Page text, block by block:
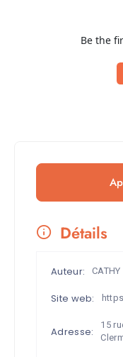
Be the
Détails
Auteur:
Site web:
Adresse:
15